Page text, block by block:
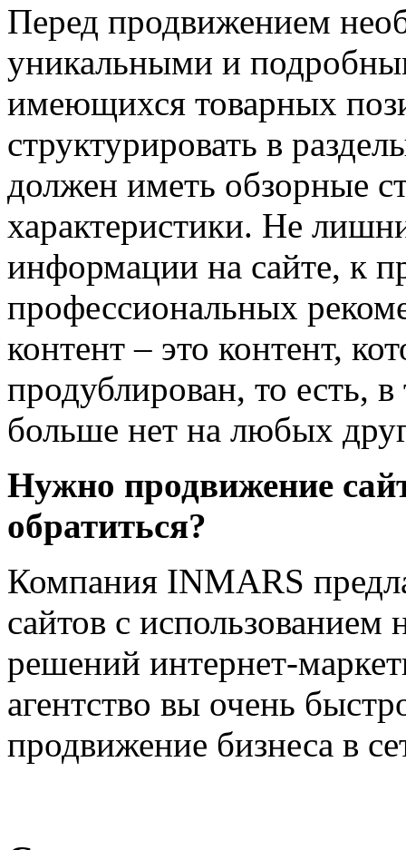
Перед продвижением
уникальными и
имеющихся товарных
структурировать в
должен иметь обзорные
характеристики. Не
информации на сайте, к
профессиональных
контент – это контент,
продублирован, то есть,
больше нет на любых
Нужно продвижение
обратиться?
Компания INMARS
сайтов с
решений интернет-
агентство вы очень
продвижение бизнеса в